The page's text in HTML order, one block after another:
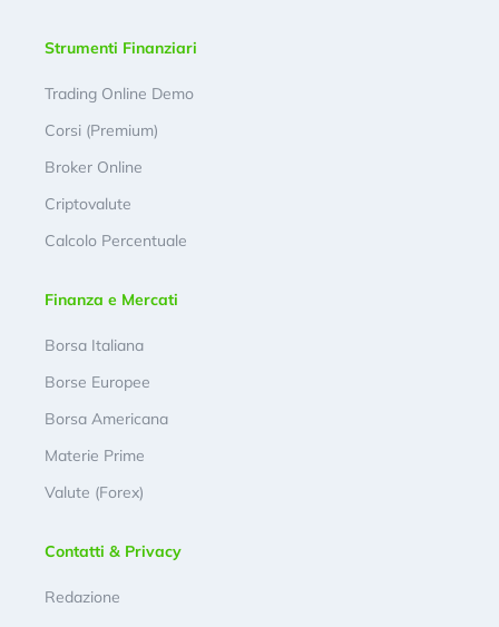
Strumenti Finanziari
Trading Online Demo
Corsi (Premium)
Broker Online
Criptovalute
Calcolo Percentuale
Finanza e Mercati
Borsa Italiana
Borse Europee
Borsa Americana
Materie Prime
Valute (Forex)
Contatti & Privacy
Redazione